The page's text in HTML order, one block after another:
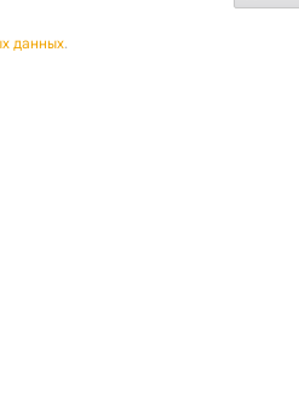
данных.